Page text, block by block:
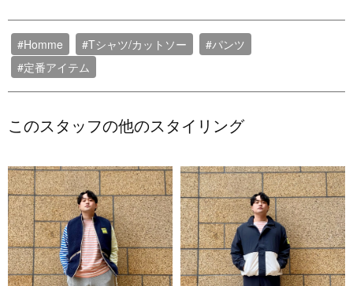
#Homme #Tシャツ/カットソー
#パンツ
#定番アイテム
このスタッフの他のスタイリング